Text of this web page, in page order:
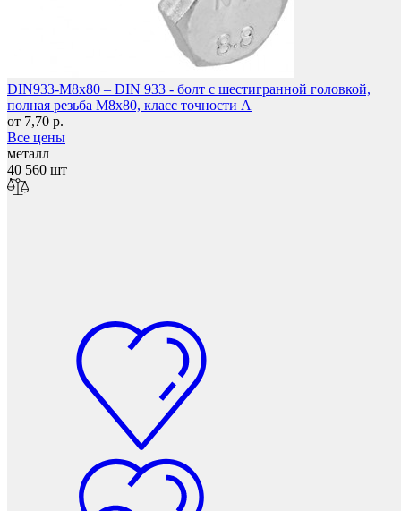
Мебель и фурнитура
Фетры, войлок, резина
DIN933-M8x80 – DIN 933 - болт с шестигранной головкой,
полная резьба M8x80, класс точности A
от 7,70 р.
Все цены
металл
40 560 шт